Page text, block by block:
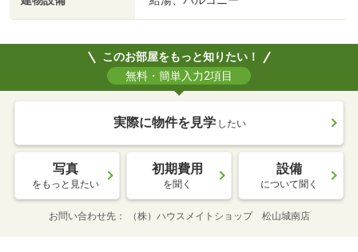
このお部屋をもっと知りたい！
無料・簡単入力2項目
実際に物件を見学 したい
写真
をもっと見たい
初期費用
を聞く
設備
について聞く
お問い合わせ先 （株）ハウスメイトショップ 松山城南店